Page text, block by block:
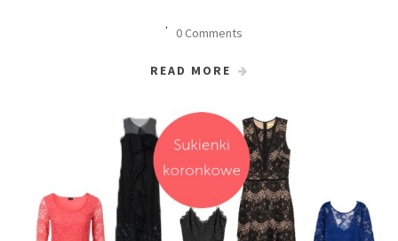
0 Comments
READ MORE